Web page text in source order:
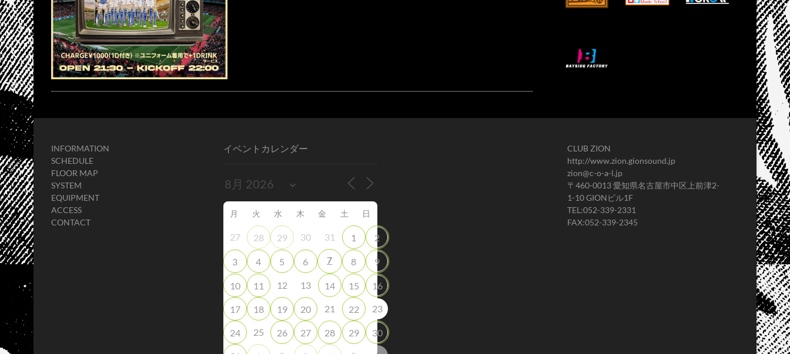
INFORMATION
SCHEDULE
FLOOR MAP
SYSTEM
EQUIPMENT
ACCESS
CONTACT
イベントカレンダー
月 火 水 木 金 土 日
27 28 29 30 31 1 2
3 4 5 6 7 8 9
10 11 12 13 14 15 16
17 18 19 20 21 22 23
24 25 26 27 28 29 30
CLUB ZION
http://www.zion.gionsound.jp
zion@c-o-a-l.jp
〒460-0013 愛知県名古屋市中区上前津2-
1-10 GIONビル1F
TEL:052-339-2331
FAX:052-339-2345